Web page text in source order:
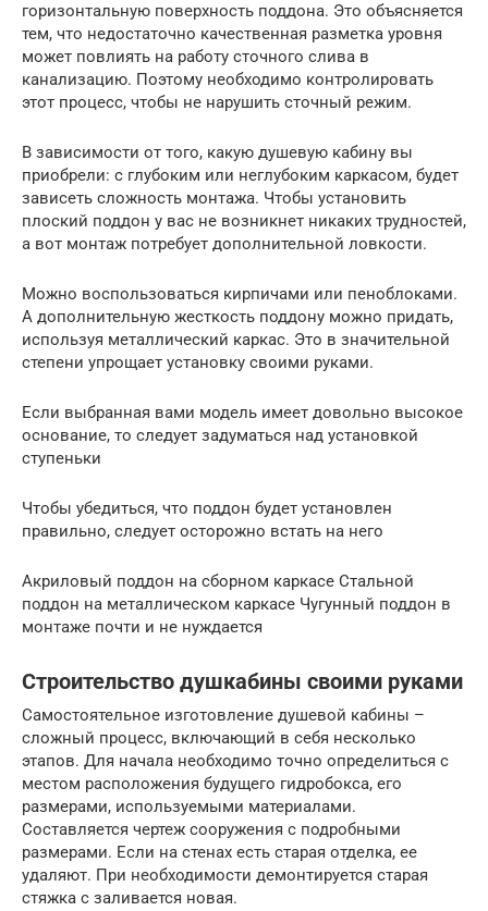
горизонтальную поверхность поддона. Это объясняется
тем, что недостаточно качественная разметка уровня
может повлиять на работу сточного слива в
канализацию. Поэтому необходимо контролировать
этот процесс, чтобы не нарушить сточный режим.
В зависимости от того, какую душевую кабину вы
приобрели: с глубоким или неглубоким каркасом, будет
зависеть сложность монтажа. Чтобы установить
плоский поддон у вас не возникнет никаких трудностей,
а вот монтаж потребует дополнительной ловкости.
Можно воспользоваться кирпичами или пеноблоками.
А дополнительную жесткость поддону можно придать,
используя металлический каркас. Это в значительной
степени упрощает установку своими руками.
Если выбранная вами модель имеет довольно высокое
основание, то следует задуматься над установкой
ступеньки
Чтобы убедиться, что поддон будет установлен
правильно, следует осторожно встать на него
Акриловый поддон на сборном каркасе Стальной
поддон на металлическом каркасе Чугунный поддон в
монтаже почти и не нуждается
Строительство душкабины своими руками
Самостоятельное изготовление душевой кабины –
сложный процесс, включающий в себя несколько
этапов. Для начала необходимо точно определиться с
местом расположения будущего гидробокса, его
размерами, используемыми материалами.
Составляется чертеж сооружения с подробными
размерами. Если на стенах есть старая отделка, ее
удаляют. При необходимости демонтируется старая
стяжка с заливается новая.